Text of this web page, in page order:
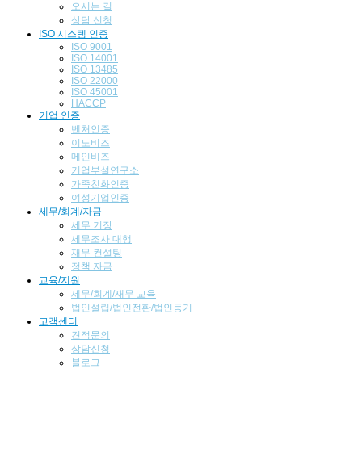
오시는 길
상담 신청
ISO 시스템 인증
ISO 9001
ISO 14001
ISO 13485
ISO 22000
ISO 45001
HACCP
기업 인증
벤처인증
이노비즈
메인비즈
기업부설연구소
가족친화인증
여성기업인증
세무/회계/자금
세무 기장
세무조사 대행
재무 컨설팅
정책 자금
교육/지원
세무/회계/재무 교육
법인설립/법인전환/법인등기
고객센터
견적문의
상담신청
블로그